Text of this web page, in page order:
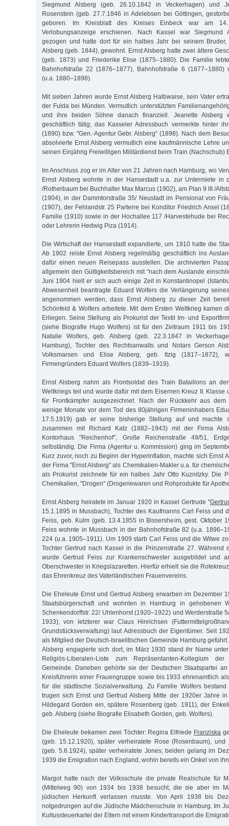
Siegmund Alsberg (geb. 26.10.1842 in Veckerhagen) und
Rosenstein (geb. 27.7.1846 in Adelebsen bei Göttingen,
geboren. Im Kreisblatt des Kreises Einbeck war am
Verlobungsanzeige erschienen. Nach Kassel war
gezogen und hatte dort für ein halbes Jahr bei seinem Bruder,
Alsberg (geb. 1844), gewohnt. Ernst Alsberg hatte zwei ältere
(geb. 1873) und Friederike Elise (1875–1880). Die Familie
Bahnhofstraße 22 (1876–1877), Bahnhofstraße 6 (1877–1880)
(u.a. 1880–1898).
Mit sieben Jahren wurde Ernst Alsberg Halbwaise, sein Vater
der Fulda bei Münden. Vermutlich unterstützten
und ihre beiden Söhne danach finanziell. Jeanette Alsberg
geschäftlich tätig; das Kasseler Adressbuch vermerkte hinter
(1890) bzw. "Gen.-Agentur Gebr. Alsberg" (1898). Nach dem
absolvierte Ernst Alsberg vermutlich eine kaufmännische Lehre
seinen Einjährig Freiwilligen Militärdienst beim Train (Nachschub)
Im Anschluss zog er im Alter von 21 Jahren nach Hamburg, wo
Ernst Alsberg wohnte in der Hansestadt u.a. zur Untermiete in
/Rotherbaum bei Buchhalter Max Marcus (1902), am Plan 9 III /
(1904), in der Dammtorstraße 35/ Neustadt im Pensionat von
(1907), der Fehlandstr. 25 Parterre bei Konditor Friedrich Ansel
Familie (1910) sowie in der Hochallee 117 /Harvestehude bei
oder Lehrerin Hedwig Piza (1914).
Die Wirtschaft der Hansestadt expandierte, um 1910 hatte die
Ab 1902 reiste Ernst Alsberg regelmäßig geschäftlich ins
dafür einen neuen Reisepass ausstellen. Die archivierten
allgemein den Gültigkeitsbereich mit "nach dem Auslande
Juni 1904 hielt er sich auch einige Zeit in Konstantinopel
Abwesenheit beantragte Eduard Wolfers die Verlängerung
angenommen werden, dass Ernst Alsberg zu dieser Zeit
Schönfeld & Wolfers arbeitete. Mit dem Ersten Weltkrieg kamen
Erliegen. Seine Stellung als Prokurist der Textil Im- und
(siehe Biografie Hugo Wolfers) ist für den Zeitraum 1911 bis
Natalie Wolfers, geb. Alsberg (geb. 22.3.1847 in
Hamburg), Tochter des Rechtsanwalts und Notars Gerson
Volksmarsen und Elise Alsberg, geb. Itzig (1817–1872),
Firmengründers Eduard Wolfers (1839–1919).
Ernst Alsberg nahm als Frontsoldat des Train Bataillons an
Weltkriegs teil und wurde dafür mit dem Eisernen Kreuz II. Klasse
für Frontkämpfer ausgezeichnet. Nach der Rückkehr aus
wenige Monate vor dem Tod des 80jährigen Firmeninhabers
17.5.1919) gab er seine bisherige Stellung auf und machte
zusammen mit Richard Katz (1882–1943) mit der Firma
Kontorhaus "Reichenhof", Große Reichenstraße 49/51,
selbständig. Die Firma (Agentur u. Kommission) ging im
Kurz zuvor, noch zu Beginn der Hyperinflation, machte sich Ernst
der Firma "Ernst Alsberg" als Chemikalien-Makler u.a. für
als Prokurist zeichnete für ein halbes Jahr Otto Kuznitzky. Die
Chemikalien, "Drogen" (Drogeriewaren und Rohprodukte für
Ernst Alsberg heiratete im Januar 1920 in Kassel Gertrude "
15.1.1895 in Mussbach), Tochter des Kaufmanns Carl Feiss und
Feiss, geb. Kulm (geb. 13.4.1855 in Bissersheim, gest. Oktober
Feiss wohnte in Mussbach in der Bahnhofstraße 82 (u.a.
224 (u.a. 1905–1911). Um 1909 starb Carl Feiss und die Witwe
Tochter Gertrud nach Kassel in die Prinzenstraße 27. Während
wurde Gertrud Feiss zur Krankenschwester ausgebildet und
Oberschwester in Kriegslazaretten. Hierfür erhielt sie die
das Ehrenkreuz des Vaterländischen Frauenvereins.
Die Eheleute Ernst und Gertrud Alsberg erwarben im Dezember
Staatsbürgerschaft und wohnten in Hamburg in gehobenen
Schenkendorffstr. 22/ Uhlenhorst (1920–1922) und Werderstraße
1933), von letzterer war Claus Hinrichsen
Grundstücksverwaltung) laut Adressbuch der Eigentümer. Seit
als Mitglied der Deutsch-Israelitischen Gemeinde Hamburg
Alsberg engagierte sich dort, im März 1930 stand ihr Name
Religiös-Liberalen-Liste zum Repräsentanten-Kollegium der
Gemeinde. Daneben gehörte sie der Deutschen Staatspartei
Kreisführerin einer Frauengruppe sowie bis 1933 ehrenamtlich
für die städtische Sozialverwaltung. Zu Familie Wolfers
trugen sich Ernst und Gertrud Alsberg Mitte der 1920er Jahre
Hildegard Gorden ein, spätere Rosenberg (geb. 1911), der
geb. Alsberg (siehe Biografie Elisabeth Gorden, geb. Wolfers).
Die Eheleute bekamen zwei Töchter: Regina Elfriede Franziska
(geb. 15.12.1920), später verheiratete Rose (Rosenbaum), und
(geb. 5.6.1924), später verheiratete Jones; beiden gelang im
1939 die Emigration nach England, wohin bereits ein Onkel von
Margot hatte nach der Volksschule die private Realschule für
(Mittelweg 90) von 1934 bis 1938 besucht, die sie aber im
jüdischen Herkunft verlassen musste. Von April 1938 bis
notgedrungen auf die Jüdische Mädchenschule in Hamburg. Im
Kultussteuerkartei der Eltern mit einem Kindertransport die